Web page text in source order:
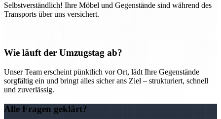
Selbstverständlich! Ihre Möbel und Gegenstände sind während des
Transports über uns versichert.
Wie läuft der Umzugstag ab?
Unser Team erscheint pünktlich vor Ort, lädt Ihre Gegenstände
sorgfältig ein und bringt alles sicher ans Ziel – strukturiert, schnell
und zuverlässig.
Alle Fragen geklärt?